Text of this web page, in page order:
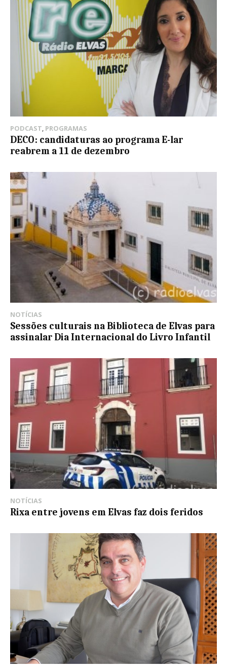
PODCAST, PROGRAMAS
DECO: candidaturas ao programa E-lar
reabrem a 11 de dezembro
NOTÍCIAS
Sessões culturais na Biblioteca de Elvas para
assinalar Dia Internacional do Livro Infantil
NOTÍCIAS
Rixa entre jovens em Elvas faz dois feridos